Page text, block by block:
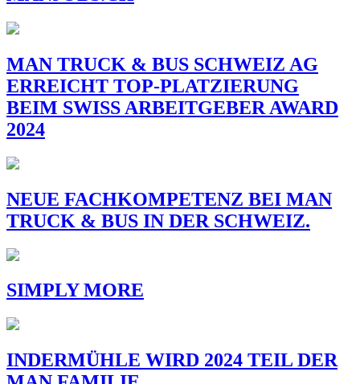
MAN TRUCK & BUS SCHWEIZ AG
ERREICHT TOP-PLATZIERUNG
BEIM SWISS ARBEITGEBER AWARD
2024
NEUE FACHKOMPETENZ BEI MAN
TRUCK & BUS IN DER SCHWEIZ.
SIMPLY MORE
INDERMÜHLE WIRD 2024 TEIL DER